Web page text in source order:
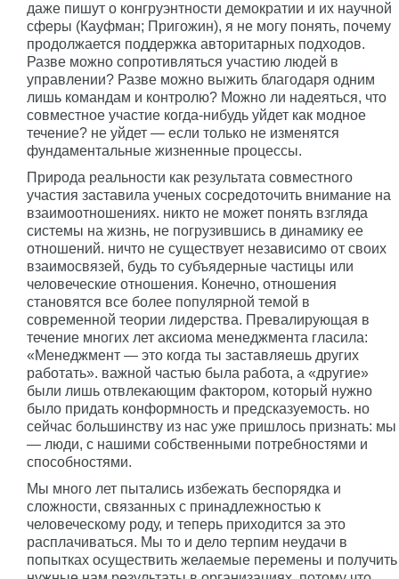
даже пишут о конгруэнтности демократии и их научной
сферы (Кауфман; Пригожин), я не могу понять, почему
продолжается поддержка авторитарных подходов.
Разве можно сопротивляться участию людей в
управлении? Разве можно выжить благодаря одним
лишь командам и контролю? Можно ли надеяться, что
совместное участие когда-нибудь уйдет как модное
течение? не уйдет — если только не изменятся
фундаментальные жизненные процессы.
Природа реальности как результата совместного
участия заставила ученых сосредоточить внимание на
взаимоотношениях. никто не может понять взгляда
системы на жизнь, не погрузившись в динамику ее
отношений. ничто не существует независимо от своих
взаимосвязей, будь то субъядерные частицы или
человеческие отношения. Конечно, отношения
становятся все более популярной темой в
современной теории лидерства. Превалирующая в
течение многих лет аксиома менеджмента гласила:
«Менеджмент — это когда ты заставляешь других
работать». важной частью была работа, а «другие»
были лишь отвлекающим фактором, который нужно
было придать конформность и предсказуемость. но
сейчас большинству из нас уже пришлось признать: мы
— люди, с нашими собственными потребностями и
способностями.
Мы много лет пытались избежать беспорядка и
сложности, связанных с принадлежностью к
человеческому роду, и теперь приходится за это
расплачиваться. Мы то и дело терпим неудачи в
попытках осуществить желаемые перемены и получить